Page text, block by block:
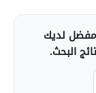
لديك
البحث.